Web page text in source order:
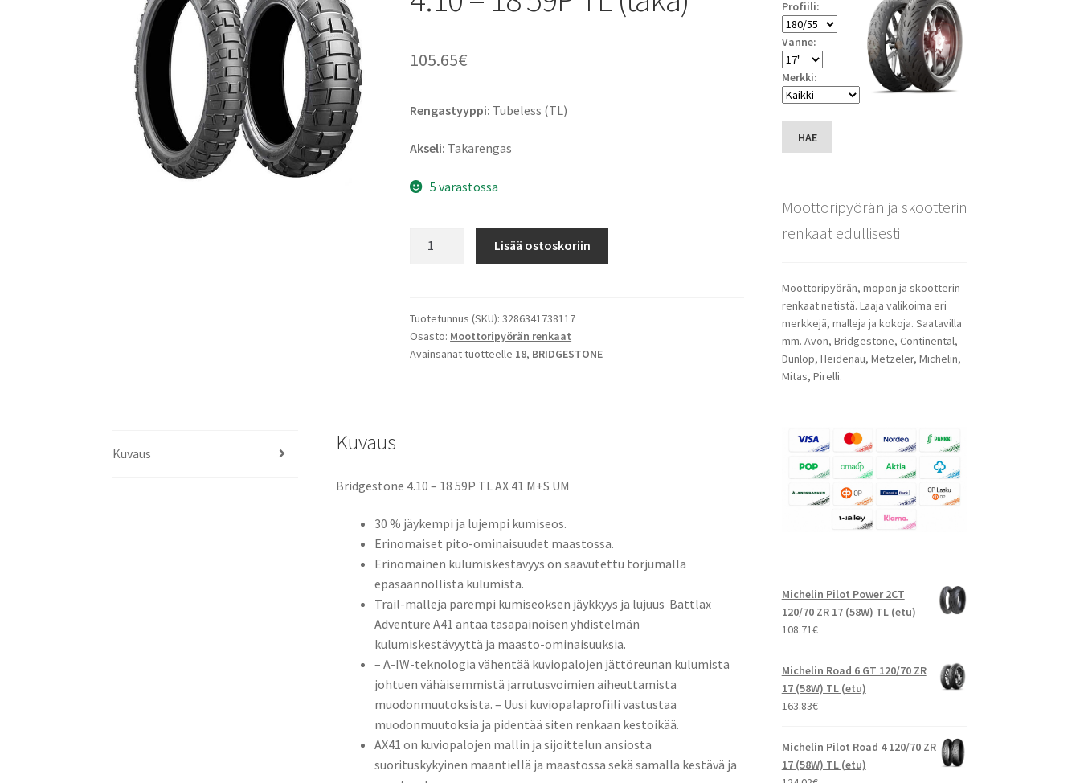
105.65€
Rengastyyppi: Tubeless (TL)
Akseli: Takarengas
5 varastossa
4.10
-
18
Lisää ostoskoriin
Tuotetunnus (SKU):3286341738117
Osasto: Moottoripyörän renkaat
Avainsanat tuotteelle 18, BRIDGESTONE
Kuvaus Kuvaus
Bridgestone 4.10 – 18 59P TL AX 41 M+S UM
30 % jäykempi ja lujempi kumiseos.
Erinomaiset pito-ominaisuudet maastossa.
Erinomainen kulumiskestävyys on saavutettu torjumalla
epäsäännöllistä kulumista.
Trail-malleja parempi kumiseoksen jäykkyys ja lujuus  Battlax
Adventure A41 antaa tasapainoisen yhdistelmän
kulumiskestävyyttä ja maasto-ominaisuuksia.
– A-IW-teknologia vähentää kuviopalojen jättöreunan kulumista
johtuen vähäisemmistä jarrutusvoimien aiheuttamista
muodonmuutoksista. – Uusi kuviopalaprofiili vastustaa
muodonmuutoksia ja pidentää siten renkaan kestoikää.
AX41 on kuviopalojen mallin ja sijoittelun ansiosta
suorituskykyinen maantiellä ja maastossa sekä samalla kestävä ja
Profiili:
Vanne:
Merkki:
HAE
Moottoripyörän ja skootterin
renkaat edullisesti
Moottoripyörän, mopon ja skootterin
renkaat netistä. Laaja valikoima eri
merkkejä, malleja ja kokoja. Saatavilla
mm. Avon, Bridgestone, Continental,
Dunlop, Heidenau, Metzeler, Michelin,
Mitas, Pirelli.
Michelin Pilot Power 2CT
120/70 ZR 17 (58W) TL (etu)
108.71€
Michelin Road 6 GT 120/70 ZR
17 (58W) TL (etu)
163.83€
Michelin Pilot Road 4 120/70 ZR
17 (58W) TL (etu)